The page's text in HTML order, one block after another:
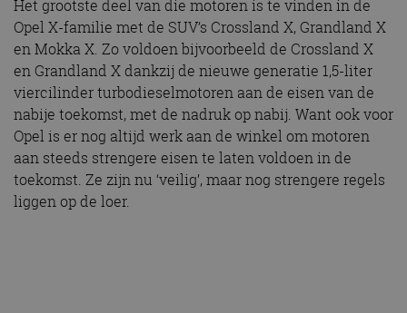
Het grootste deel van die motoren is te vinden in de
Opel X-familie met de SUV’s Crossland X, Grandland X
en Mokka X. Zo voldoen bijvoorbeeld de Crossland X
en Grandland X dankzij de nieuwe generatie 1,5-liter
viercilinder turbodieselmotoren aan de eisen van de
nabije toekomst, met de nadruk op nabij. Want ook voor
Opel is er nog altijd werk aan de winkel om motoren
aan steeds strengere eisen te laten voldoen in de
toekomst. Ze zijn nu ‘veilig’, maar nog strengere regels
liggen op de loer.